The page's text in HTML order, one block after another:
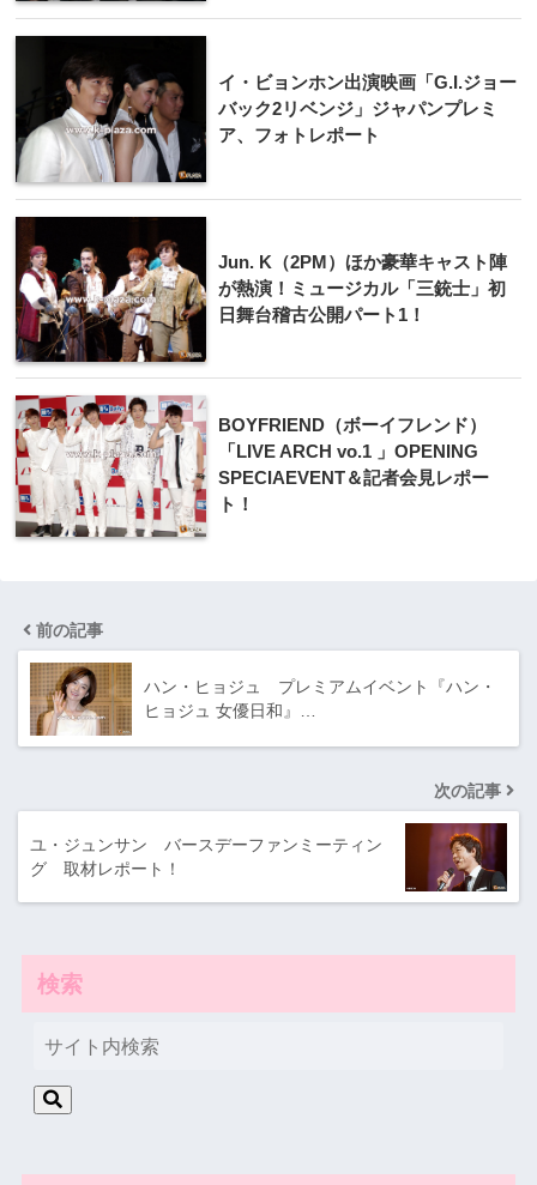
イ・ビョンホン出演映画「G.I.ジョー
バック2リベンジ」ジャパンプレミ
ア、フォトレポート
Jun. K（2PM）ほか豪華キャスト陣
が熱演！ミュージカル「三銃士」初
日舞台稽古公開パート1！
BOYFRIEND（ボーイフレンド）
「LIVE ARCH vo.1 」OPENING
SPECIAEVENT＆記者会見レポー
ト！
前の記事
ハン・ヒョジュ プレミアムイベント『ハン・
ヒョジュ 女優日和』…
次の記事
ユ・ジュンサン バースデーファンミーティン
グ 取材レポート！
検索